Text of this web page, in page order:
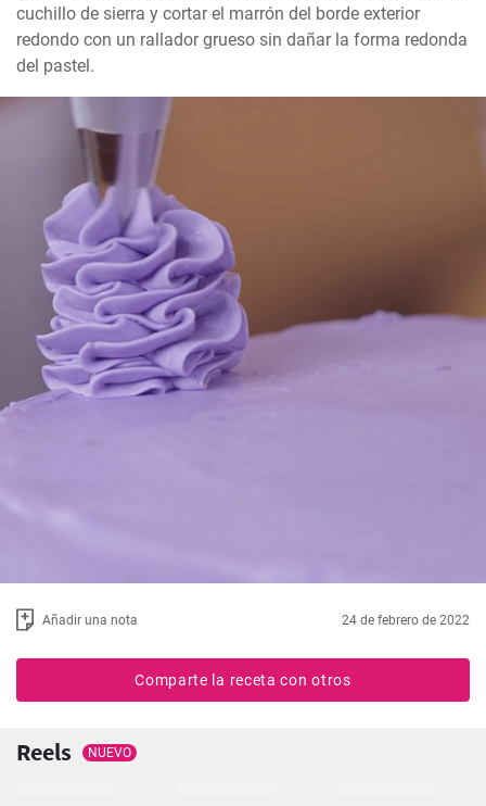
cuchillo de sierra y cortar el marrón del borde exterior
redondo con un rallador grueso sin dañar la forma redonda
del pastel.
Añadir una nota 24 de febrero de 2022
Comparte la receta con otros
Reels NUEVO